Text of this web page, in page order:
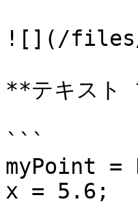
![](/files/
**テキスト
```
myPoint
x = 5.6;